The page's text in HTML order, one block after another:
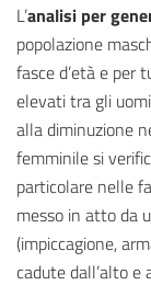
L’analisi per
popolazione
fasce d’età e per
elevati tra gli
alla diminuzione
femminile si
particolare nelle
messo in atto da
(impiccagione,
cadute dall’alto